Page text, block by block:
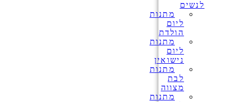
לנשים
מתנות
ליום
הולדת
מתנות
ליום
נישואין
מתנות
לבת
מצווה
מתנות